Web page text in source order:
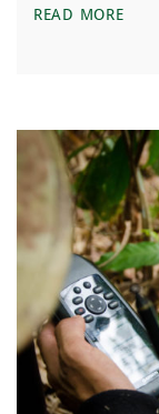
READ MOREลาด